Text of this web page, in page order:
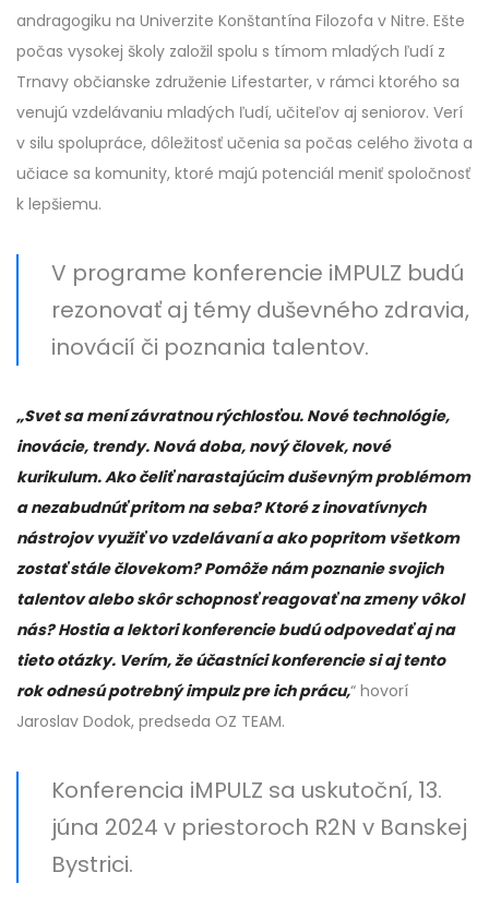
andragogiku na Univerzite Konštantína Filozofa v Nitre. Ešte
počas vysokej školy založil spolu s tímom mladých ľudí z
Trnavy občianske združenie Lifestarter, v rámci ktorého sa
venujú vzdelávaniu mladých ľudí, učiteľov aj seniorov. Verí
v silu spolupráce, dôležitosť učenia sa počas celého života a
učiace sa komunity, ktoré majú potenciál meniť spoločnosť
k lepšiemu.
V programe konferencie iMPULZ budú
rezonovať aj témy duševného zdravia,
inovácií či poznania talentov.
„Svet sa mení závratnou rýchlosťou. Nové technológie,
inovácie, trendy. Nová doba, nový človek, nové
kurikulum. Ako čeliť narastajúcim duševným problémom
a nezabudnúť pritom na seba? Ktoré z inovatívnych
nástrojov využiť vo vzdelávaní a ako popritom všetkom
zostať stále človekom? Pomôže nám poznanie svojich
talentov alebo skôr schopnosť reagovať na zmeny vôkol
nás? Hostia a lektori konferencie budú odpovedať aj na
tieto otázky. Verím, že účastníci konferencie si aj tento
rok odnesú potrebný impulz pre ich prácu,“ hovorí
Jaroslav Dodok, predseda OZ TEAM.
Konferencia iMPULZ sa uskutoční, 13.
júna 2024 v priestoroch R2N v Banskej
Bystrici.